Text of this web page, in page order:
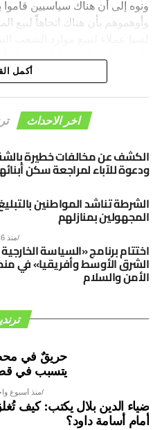
ونوه إلى أن هناك سياسيين قاموا
وأوهموهم بأن هناك اتجاهاً لبيع
والحباب بدار البني عامر، بعض
الإماراتية السعودية لدعم الفترة
أكمل
اخر الاحداث
الكشف عن مخالفات خطيرة
ودعوة للآباء لمراجعة سكن
الشرطة تناشد المواطنين
المجهولين بمنازلهم
منذ 16 ساعة
اختتام برنامج «السياسة
الشرق الأوسط وأفريقيا» في
الأمن والسلام
حريقٌ في
يتسبب في
منذ أسبوع
ضياء الدين بلال يكتب: كيف
أمام أسامة داود؟